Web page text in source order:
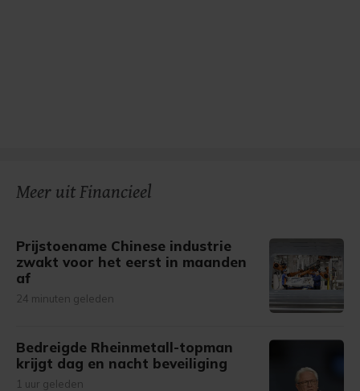
Meer uit Financieel
Prijstoename Chinese industrie
zwakt voor het eerst in maanden
af
24 minuten geleden
Bedreigde Rheinmetall-topman
krijgt dag en nacht beveiliging
1 uur geleden